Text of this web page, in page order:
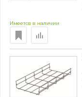
Имеется в наличии